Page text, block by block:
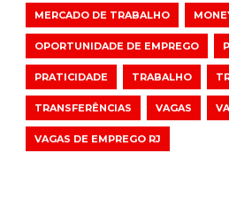
MERCADO DE TRABALHO
OPORTUNIDADE DE EMPREGO
PRATICIDADE TRABALHO
TRANSFERÊNCIAS VAGAS
VAGAS DE EMPREGO RJ